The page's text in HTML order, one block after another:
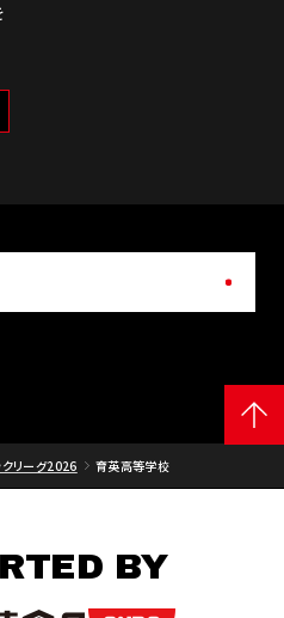
リーグ2026 育英高等学校
BY